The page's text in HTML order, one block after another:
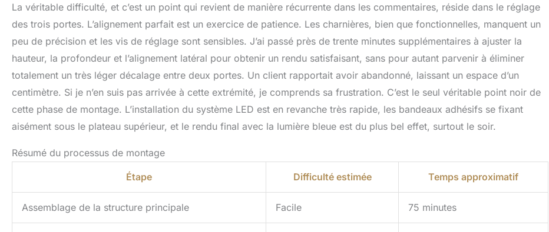
La véritable difficulté, et c’est un point qui revient de manière récurrente dans les commentaires, réside dans le réglage
des trois portes. L’alignement parfait est un exercice de patience. Les charnières, bien que fonctionnelles, manquent un
peu de précision et les vis de réglage sont sensibles. J’ai passé près de trente minutes supplémentaires à ajuster la
hauteur, la profondeur et l’alignement latéral pour obtenir un rendu satisfaisant, sans pour autant parvenir à éliminer
totalement un très léger décalage entre deux portes. Un client rapportait avoir abandonné, laissant un espace d’un
centimètre. Si je n’en suis pas arrivée à cette extrémité, je comprends sa frustration. C’est le seul véritable point noir de
cette phase de montage. L’installation du système LED est en revanche très rapide, les bandeaux adhésifs se fixant
aisément sous le plateau supérieur, et le rendu final avec la lumière bleue est du plus bel effet, surtout le soir.
Résumé du processus de montage
Étape Difficulté estimée Temps approximatif
Assemblage de la structure principale Facile 75 minutes